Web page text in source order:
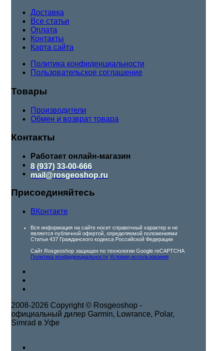
Доставка
Все статьи
Оплата
Контакты
Карта сайта
Политика конфиденциальности
Пользовательское соглашение
Товары
Производители
Обмен и возврат товара
Контакты
Работает онлайн-магазин
8 (937) 33-00-666
mail@rosgeoshop.ru
Присоединяйтесь
ВКонтакте
Вся информация на сайте носит справочный характер и не
является публичной офертой, определяемой положениями
Статьи 437 Гражданского кодекса Российской Федерации
Сайт Rosgeoshop защищен по технологии Google reCAPTCHA
Политика конфиденциальности Условия использования
2008-2026 Copyright © Rosgeoshop -
официальный дилер Garmin, Lowrance, Polar,
Simrad в Уфе